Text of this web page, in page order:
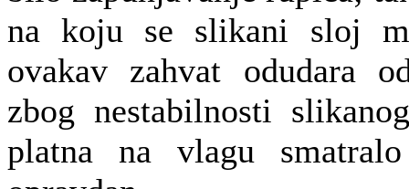
na koju se slikani sloj
ovakav zahvat odudara
zbog nestabilnosti
platna na vlagu